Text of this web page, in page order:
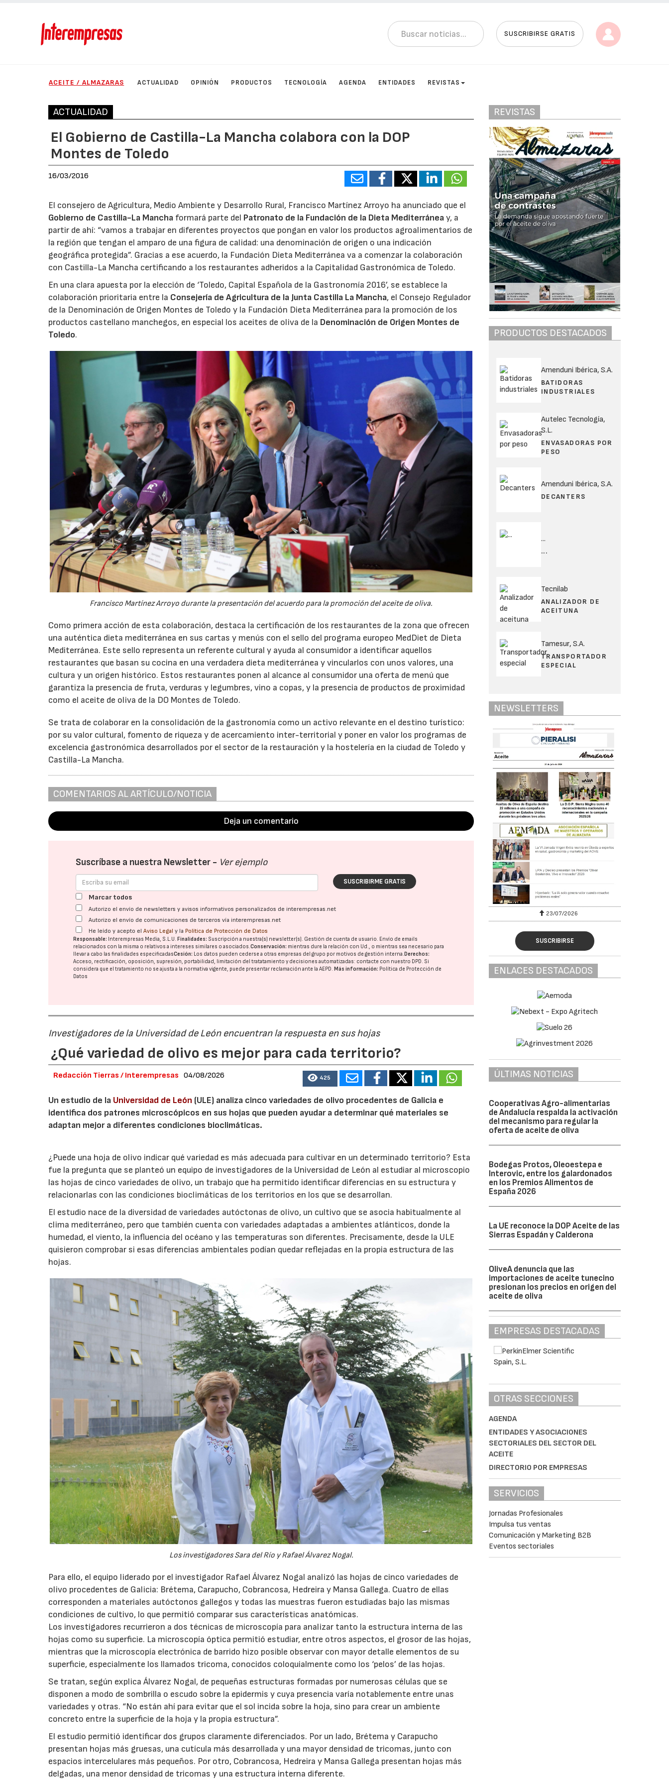
SUSCRIBIRSE GRATIS
ACEITE / ALMAZARAS ACTUALIDAD OPINIÓN PRODUCTOS TECNOLOGÍA AGENDA ENTIDADES REVISTAS
ACTUALIDAD
El Gobierno de Castilla-La Mancha colabora con la DOP
Montes de Toledo
16/03/2016
El consejero de Agricultura, Medio Ambiente y Desarrollo Rural, Francisco Martínez Arroyo ha anunciado que el
Gobierno de Castilla-La Mancha formará parte del Patronato de la Fundación de la Dieta Mediterráneay, a
partir de ahí: “vamos a trabajar en diferentes proyectos que pongan en valor los productos agroalimentarios de
la región que tengan el amparo de una figura de calidad: una denominación de origen o una indicación
geográfica protegida”. Gracias a ese acuerdo, la Fundación Dieta Mediterránea va a comenzar la colaboración
con Castilla-La Mancha certificando a los restaurantes adheridos a la Capitalidad Gastronómica de Toledo.
En una clara apuesta por la elección de ‘Toledo, Capital Española de la Gastronomía 2016’, se establece la
colaboración prioritaria entre la Consejería de Agricultura de la Junta Castilla La Mancha, el Consejo Regulador
de la Denominación de Origen Montes de Toledo y la Fundación Dieta Mediterránea para la promoción de los
productos castellano manchegos, en especial los aceites de oliva de la Denominación de Origen Montes de
Toledo.
Francisco Martínez Arroyo durante la presentación del acuerdo para la promoción del aceite de oliva.
Como primera acción de esta colaboración, destaca la certificación de los restaurantes de la zona que ofrecen
una auténtica dieta mediterránea en sus cartas y menús con el sello del programa europeo MedDiet de Dieta
Mediterránea. Este sello representa un referente cultural y ayuda al consumidor a identificar aquellos
restaurantes que basan su cocina en una verdadera dieta mediterránea y vincularlos con unos valores, una
cultura y un origen histórico. Estos restaurantes ponen al alcance al consumidor una oferta de menú que
garantiza la presencia de fruta, verduras y legumbres, vino a copas, y la presencia de productos de proximidad
como el aceite de oliva de la DO Montes de Toledo.
Se trata de colaborar en la consolidación de la gastronomía como un activo relevante en el destino turístico:
por su valor cultural, fomento de riqueza y de acercamiento inter-territorial y poner en valor los programas de
excelencia gastronómica desarrollados por el sector de la restauración y la hostelería en la ciudad de Toledo y
Castilla-La Mancha.
COMENTARIOS AL ARTÍCULO/NOTICIA
Deja un comentario
Suscríbase a nuestra Newsletter - Ver ejemplo
SUSCRIBIRME GRATIS
Marcar todos
Autorizo el envío de newsletters y avisos informativos personalizados de interempresas.net
Autorizo el envío de comunicaciones de terceros vía interempresas.net
He leído y acepto elAviso Legal y la Política de Protección de Datos
Responsable: Interempresas Media, S.L.U.Finalidades: Suscripción a nuestra(s) newsletter(s). Gestión de cuenta de usuario. Envío de emails
relacionados con la misma o relativos a intereses similares o asociados.Conservación: mientras dure la relación con Ud., o mientras sea necesario para
llevar a cabo las finalidades especificadasCesión: Los datos pueden cederse a otras empresas del grupo por motivos de gestión interna.Derechos:
Acceso, rectificación, oposición, supresión, portabilidad, limitación del tratatamiento y decisiones automatizadas: contacte con nuestro DPD. Si
considera que el tratamiento no se ajusta a la normativa vigente, puede presentar reclamación ante laAEPD.Más información: Política de Protección de
Datos
Investigadores de la Universidad de León encuentran la respuesta en sus hojas
¿Qué variedad de olivo es mejor para cada territorio?
Redacción Tierras / Interempresas 04/08/2026 425
Un estudio de la Universidad de León (ULE) analiza cinco variedades de olivo procedentes de Galicia e
identifica dos patrones microscópicos en sus hojas que pueden ayudar a determinar qué materiales se
adaptan mejor a diferentes condiciones bioclimáticas.
¿Puede una hoja de olivo indicar qué variedad es más adecuada para cultivar en un determinado territorio? Esta
fue la pregunta que se planteó un equipo de investigadores de la Universidad de León al estudiar al microscopio
las hojas de cinco variedades de olivo, un trabajo que ha permitido identificar diferencias en su estructura y
relacionarlas con las condiciones bioclimáticas de los territorios en los que se desarrollan.
El estudio nace de la diversidad de variedades autóctonas de olivo, un cultivo que se asocia habitualmente al
clima mediterráneo, pero que también cuenta con variedades adaptadas a ambientes atlánticos, donde la
humedad, el viento, la influencia del océano y las temperaturas son diferentes. Precisamente, desde la ULE
quisieron comprobar si esas diferencias ambientales podían quedar reflejadas en la propia estructura de las
hojas.
Los investigadores Sara del Río y Rafael Álvarez Nogal.
Para ello, el equipo liderado por el investigador Rafael Álvarez Nogal analizó las hojas de cinco variedades de
olivo procedentes de Galicia: Brétema, Carapucho, Cobrancosa, Hedreira y Mansa Gallega. Cuatro de ellas
corresponden a materiales autóctonos gallegos y todas las muestras fueron estudiadas bajo las mismas
condiciones de cultivo, lo que permitió comparar sus características anatómicas.
Los investigadores recurrieron a dos técnicas de microscopía para analizar tanto la estructura interna de las
hojas como su superficie. La microscopía óptica permitió estudiar, entre otros aspectos, el grosor de las hojas,
mientras que la microscopía electrónica de barrido hizo posible observar con mayor detalle elementos de su
superficie, especialmente los llamados tricoma, conocidos coloquialmente como los ‘pelos’ de las hojas.
Se tratan, según explica Álvarez Nogal, de pequeñas estructuras formadas por numerosas células que se
disponen a modo de sombrilla o escudo sobre la epidermis y cuya presencia varía notablemente entre unas
variedades y otras. “No están ahí para evitar que el sol incida sobre la hoja, sino para crear un ambiente
concreto entre la superficie de la hoja y la propia estructura”.
El estudio permitió identificar dos grupos claramente diferenciados. Por un lado, Brétema y Carapucho
presentan hojas más gruesas, una cutícula más desarrollada y una mayor densidad de tricomas, junto con
espacios intercelulares más pequeños. Por otro, Cobrancosa, Hedreira y Mansa Gallega presentan hojas más
delgadas, una menor densidad de tricomas y una estructura interna diferente.
REVISTAS
PRODUCTOS DESTACADOS
Amenduni Ibérica, S.A.
BATIDORAS
INDUSTRIALES
Autelec Tecnología,
S.L.
ENVASADORAS POR
PESO
Amenduni Ibérica, S.A.
DECANTERS
...
...
Tecnilab
ANALIZADOR DE
ACEITUNA
Tamesur, S.A.
TRANSPORTADOR
ESPECIAL
NEWSLETTERS
23/07/2026 23/07/2026
SUSCRIBIRSE
ENLACES DESTACADOS
ÚLTIMAS NOTICIAS
Cooperativas Agro-alimentarias
de Andalucía respalda la activación
del mecanismo para regular la
oferta de aceite de oliva
Bodegas Protos, Oleoestepa e
Interovic, entre los galardonados
en los Premios Alimentos de
España 2026
La UE reconoce la DOP Aceite de las
Sierras Espadán y Calderona
OliveA denuncia que las
importaciones de aceite tunecino
presionan los precios en origen del
aceite de oliva
EMPRESAS DESTACADAS
OTRAS SECCIONES
AGENDA
ENTIDADES Y ASOCIACIONES
SECTORIALES DEL SECTOR DEL
ACEITE
DIRECTORIO POR EMPRESAS
SERVICIOS
Jornadas Profesionales
Impulsa tus ventas
Comunicación y Marketing B2B
Eventos sectoriales